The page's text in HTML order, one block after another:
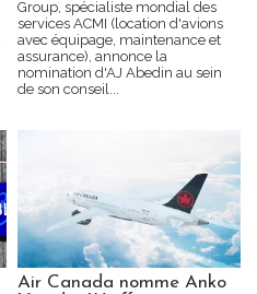
Group, spécialiste mondial des
services ACMI (location d'avions
avec équipage, maintenance et
assurance), annonce la
nomination d'AJ Abedin au sein
de son conseil...
Air Canada nomme Anko